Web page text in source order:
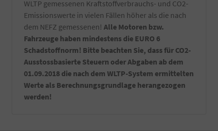
WLTP gemessenen Kraftstoffverbrauchs- und CO2-
Emissionswerte in vielen Fällen höher als die nach
dem NEFZ gemessenen! Alle Motoren bzw.
Fahrzeuge haben mindestens die EURO 6
Schadstoffnorm! Bitte beachten Sie, dass für CO2-
Ausstossbasierte Steuern oder Abgaben ab dem
01.09.2018 die nach dem WLTP-System ermittelten
Werte als Berechnungsgrundlage herangezogen
werden!